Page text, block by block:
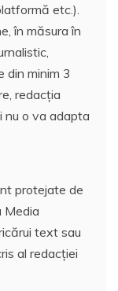
etc.).
în măsura în
din minim 3
redacția
o va adapta
protejate de
Media
text sau
al redacției